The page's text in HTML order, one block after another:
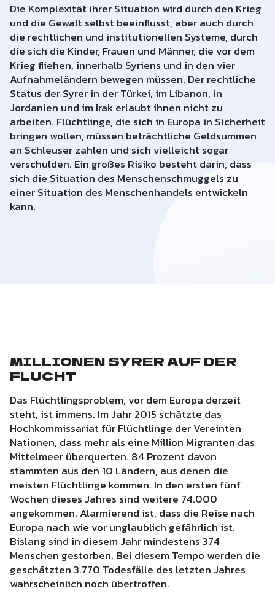
Die Komplexität ihrer Situation wird durch den Krieg
und die Gewalt selbst beeinflusst, aber auch durch
die rechtlichen und institutionellen Systeme, durch
die sich die Kinder, Frauen und Männer, die vor dem
Krieg fliehen, innerhalb Syriens und in den vier
Aufnahmeländern bewegen müssen. Der rechtliche
Status der Syrer in der Türkei, im Libanon, in
Jordanien und im Irak erlaubt ihnen nicht zu
arbeiten. Flüchtlinge, die sich in Europa in Sicherheit
bringen wollen, müssen beträchtliche Geldsummen
an Schleuser zahlen und sich vielleicht sogar
verschulden. Ein großes Risiko besteht darin, dass
sich die Situation des Menschenschmuggels zu
einer Situation des Menschenhandels entwickeln
kann.
MILLIONEN SYRER AUF DER
FLUCHT
Das Flüchtlingsproblem, vor dem Europa derzeit
steht, ist immens. Im Jahr 2015 schätzte das
Hochkommissariat für Flüchtlinge der Vereinten
Nationen, dass mehr als eine Million Migranten das
Mittelmeer überquerten. 84 Prozent davon
stammten aus den 10 Ländern, aus denen die
meisten Flüchtlinge kommen. In den ersten fünf
Wochen dieses Jahres sind weitere 74.000
angekommen. Alarmierend ist, dass die Reise nach
Europa nach wie vor unglaublich gefährlich ist.
Bislang sind in diesem Jahr mindestens 374
Menschen gestorben. Bei diesem Tempo werden die
geschätzten 3.770 Todesfälle des letzten Jahres
wahrscheinlich noch übertroffen.